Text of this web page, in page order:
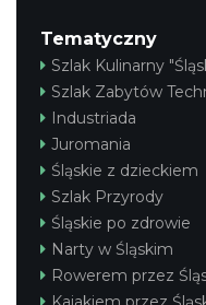
Tematyczny
Szlak Kulinarny
Szlak Zabytów
Industriada
Juromania
Śląskie z dzieckiem
Szlak Przyrody
Śląskie po zdrowie
Narty w Śląskim
Rowerem przez